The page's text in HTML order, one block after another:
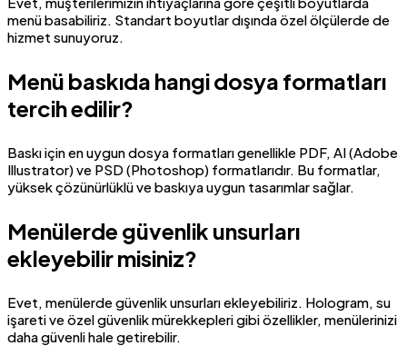
menü basabiliriz. Standart boyutlar dışında özel ölçülerde de
hizmet sunuyoruz.
Menü baskıda hangi dosya formatları
tercih edilir?
Baskı için en uygun dosya formatları genellikle PDF, AI (Adobe
Illustrator) ve PSD (Photoshop) formatlarıdır. Bu formatlar,
yüksek çözünürlüklü ve baskıya uygun tasarımlar sağlar.
Menülerde güvenlik unsurları
ekleyebilir misiniz?
Evet, menülerde güvenlik unsurları ekleyebiliriz. Hologram, su
işareti ve özel güvenlik mürekkepleri gibi özellikler, menülerinizi
daha güvenli hale getirebilir.